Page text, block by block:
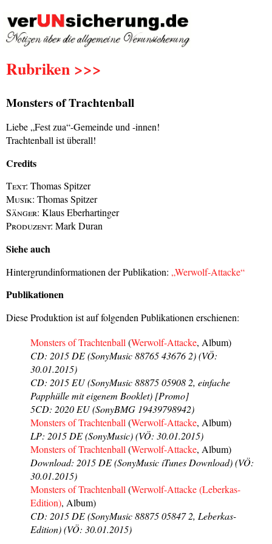
Rubriken >>>
Monsters of Trachtenball
Liebe „Fest zua“-Gemeinde und -innen!
Trachtenball ist überall!
Credits
Text: Thomas Spitzer
Musik: Thomas Spitzer
Sänger: Klaus Eberhartinger
Produzent: Mark Duran
Siehe auch
Hintergrundinformationen der Publikation: „Werwolf-Attacke“
Publikationen
Diese Produktion ist auf folgenden Publikationen erschienen:
Monsters of Trachtenball (Werwolf-Attacke, Album)
CD: 2015 DE (SonyMusic 88765 43676 2) (VÖ:
30.01.2015)
CD: 2015 EU (SonyMusic 88875 05908 2, einfache
Papphülle mit eigenem Booklet) [Promo]
5CD: 2020 EU (SonyBMG 19439798942)
Monsters of Trachtenball (Werwolf-Attacke, Album)
LP: 2015 DE (SonyMusic) (VÖ: 30.01.2015)
Monsters of Trachtenball (Werwolf-Attacke, Album)
Download: 2015 DE (SonyMusic iTunes Download) (VÖ:
30.01.2015)
Monsters of Trachtenball (Werwolf-Attacke (Leberkas-
Edition), Album)
CD: 2015 DE (SonyMusic 88875 05847 2, Leberkas-
Edition) (VÖ: 30.01.2015)